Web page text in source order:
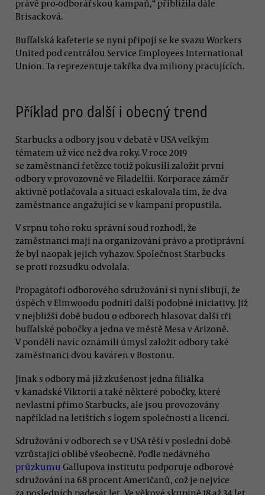
právě pro-odborářskou kampaň,“ přiblížila dále
Brisacková.
Buffalská kafeterie se nyní připojí se ke svazu Workers
United pod centrálou Service Employees International
Union. Ta reprezentuje takřka dva miliony pracujících.
Příklad pro další i obecný trend
Starbucks a odbory jsou v debatě v USA velkým
tématem už více než dva roky. V roce 2019
se zaměstnanci řetězce totiž pokusili založit první
odbory v provozovně ve Filadelfii. Korporace záměr
aktivně potlačovala a situaci eskalovala tím, že dva
zaměstnance angažující se v kampani propustila.
V srpnu toho roku správní soud rozhodl, že
zaměstnanci mají na organizování právo a protiprávní
že byl naopak jejich vyhazov. Společnost Starbucks
se proti rozsudku odvolala.
Propagátoři odborového sdružování si nyní slibují, že
úspěch v Elmwoodu podnítí další podobné iniciativy. Již
v nejbližší době budou o odborech hlasovat další tři
buffalské pobočky a jedna ve městě Mesa v Arizoně.
V pondělí navíc oznámili úmysl založit odbory také
zaměstnanci dvou kaváren v Bostonu.
Jinak s odbory má již zkušenost jedna filiálka
v kanadské Viktorii a také některé pobočky, které
nevlastní přímo Starbucks, ale jsou provozovány
například na letištích s logem společnosti a licencí.
Sdružování v odborech se v USA těší v poslední době
vzrůstající oblibě všeobecně. Podle nedávného
průzkumu Gallupova institutu podporuje odborové
sdružování na 68 procent Američanů, což je nejvíce